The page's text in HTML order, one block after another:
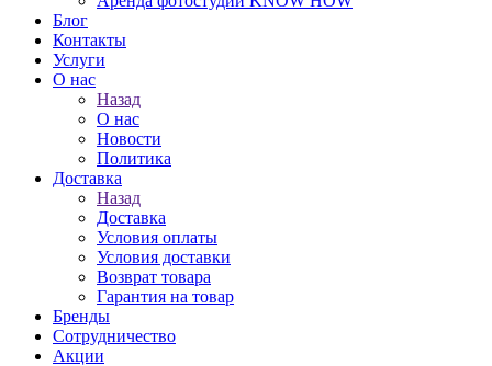
Блог
Контакты
Услуги
О нас
Назад
О нас
Новости
Политика
Доставка
Назад
Доставка
Условия оплаты
Условия доставки
Возврат товара
Гарантия на товар
Бренды
Сотрудничество
Акции